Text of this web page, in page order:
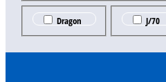
Dragon J/70